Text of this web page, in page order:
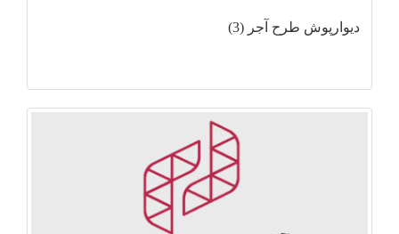
دیوارپوش طرح آجر (3)